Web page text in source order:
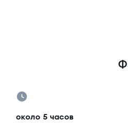
около 5 часов